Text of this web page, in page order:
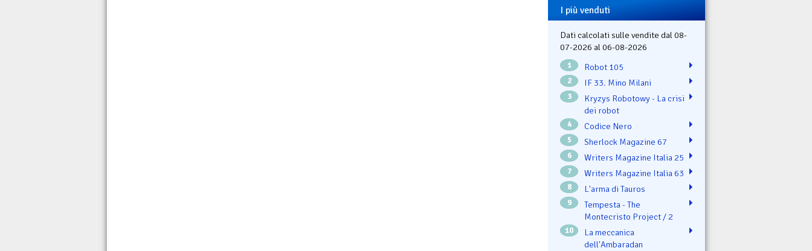
I più venduti
Dati calcolati sulle vendite dal 08-
07-2026 al 06-08-2026
1 Robot 105
2 IF 33. Mino Milani
3
Kryzys Robotowy - La crisi
dei robot
4 Codice Nero
5 Sherlock Magazine 67
6 Writers Magazine Italia 25
7 Writers Magazine Italia 63
8 L'arma di Tauros
9
Tempesta - The
Montecristo Project / 2
10
La meccanica
dell'Ambaradan